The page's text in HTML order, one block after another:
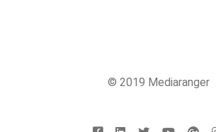
© 2019 Mediaranger